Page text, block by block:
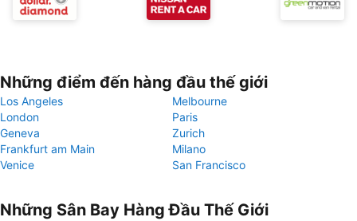
Những điểm đến hàng đầu thế giới
Los Angeles
Melbourne
London
Paris
Geneva
Zurich
Frankfurt am Main
Milano
Venice
San Francisco
Những Sân Bay Hàng Đầu Thế Giới